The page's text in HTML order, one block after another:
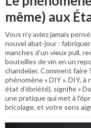
même) aux
Vous n’y aviez jamais
nouvel abat-jour :
manches d’un vieux pull,
bouteilles de vin en un
chandelier. Comment faire
phénomène « DIY ». DIY,
état d’ébriété), signifie «
une pratique qui met à
bricolage, et votre sens